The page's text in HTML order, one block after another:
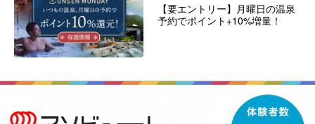
【要エントリー】月曜日の温泉
予約でポイント+10%増量！